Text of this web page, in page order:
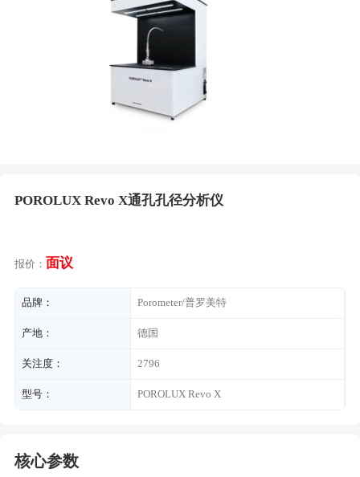
POROLUX Revo X通孔孔径分析仪
报价： 面议
品牌： Porometer/普罗美特
产地： 德国
关注度： 2796
型号： POROLUX Revo X
核心参数